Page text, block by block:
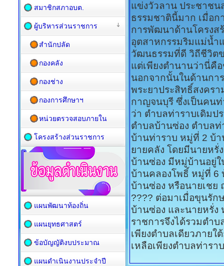
แข่งวัวลาน ประชาช
ธรรมชาตินี้มาก เมื่อก
การพัฒนาด้านโครงสร้
อุตสาหกรรมริมแม่น้ำ
วัฒนธรรมที่ดี วิถีชีวิตข
แต่เพียงตำนานว่านี่คื
นอกจากนั้นในด้านก
พระยาประสิทธิ์สงคร
กาญจนบุรี ซึ่งเป็นคนท่
ว่า ตำบลท่าราบเดิมป
ตำบลบ้านซ่อง ตำบล
บ้านท่าราบ หมู่ที่ 2 บ้
ยายคลัง โดยมีนายห
บ้านซ่อง มีหมู่บ้านอยู่
บ้านคลองโพธิ์ หมู่ที่ 6
บ้านซ่อง หรือนายเชย
???? ต่อมาเมื่อขุนรัก
บ้านซ่อง และนายหรั่ง
ราชการจึงได้รวมตำ
เพียงตำบลเดียวภาย
เหลือเพียงตำบลท่ารา
สมาชิกสภาอบต.
ผู้บริหารส่วนราชการ
สำนักปลัด
กองคลัง
กองช่าง
กองการศึกษาฯ
หน่วยตรวจสอบภายใน
โครงสร้างส่วนราชการ
แผนพัฒนาท้องถิ่น
แผนยุทธศาสตร์
ข้อบัญญัติงบประมาณ
แผนดำเนินงานประจำปี